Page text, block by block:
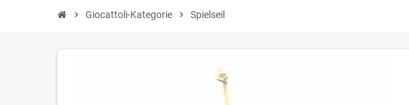
chevron_right Giocattoli-Kategorie chevron_right Spielseil